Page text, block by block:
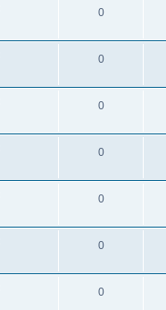
0
0
0
0
0
0
0